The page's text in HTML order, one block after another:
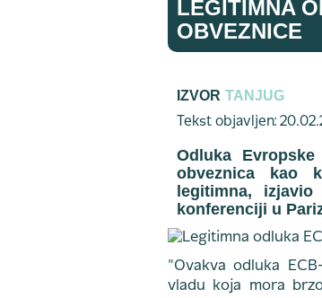
LEGITIMNA
OBVEZNICE
IZVOR TANJUG
Tekst objavljen:
Odluka
obveznica kao
legitimna,
konferenciji u
"Ovakva odluka
vladu koja mora